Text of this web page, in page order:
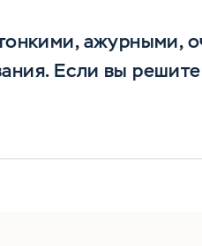
ажурными,
Если вы решите